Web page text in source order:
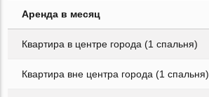
Аренда в месяц
Квартира в центре города (1 спальня)
Квартира вне центра города (1 спальня)